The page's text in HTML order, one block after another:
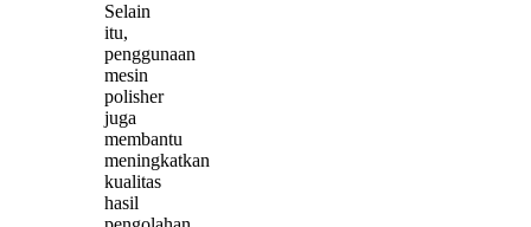
Selain
itu,
penggunaan
mesin
polisher
juga
membantu
meningkatkan
kualitas
hasil